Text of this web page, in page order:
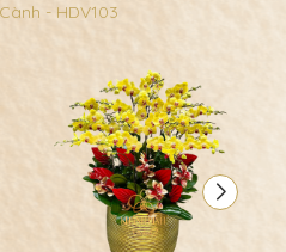
- HDV103